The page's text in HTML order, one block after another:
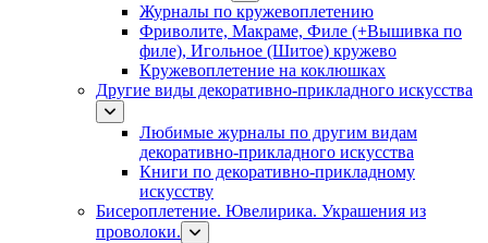
Журналы по кружевоплетению
Фриволите, Макраме, Филе (+Вышивка по
филе), Игольное (Шитое) кружево
Кружевоплетение на коклюшках
Другие виды декоративно-прикладного искусства
Любимые журналы по другим видам
декоративно-прикладного искусства
Книги по декоративно-прикладному
искусству
Бисероплетение. Ювелирика. Украшения из
проволоки.